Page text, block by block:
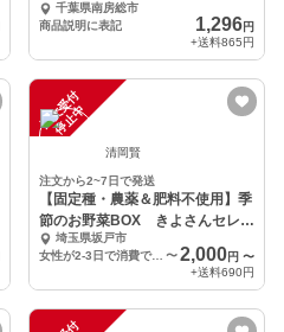
千葉県南房総市
商品説明に表記
1,296円
+送料865円
注
文
受
付
停
止
中
清岡賢
注文から2~7日で発送
【固定種・農薬＆肥料不使用】季
節のお野菜BOX きよさんセレク
ト 埼玉県坂戸市
女性が2-3日で消費できる量 60サイズ
〜2,000円 〜
+送料690円